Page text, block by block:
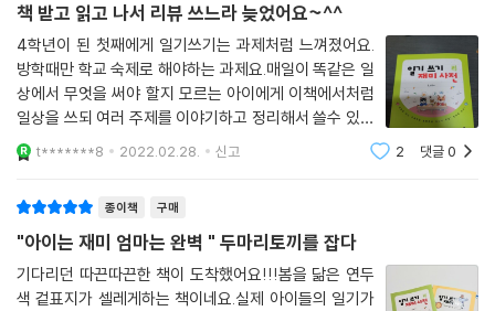
책 받고 읽고 나서 리뷰 쓰느라 늦었어요~^^
4학년이 된 첫째에게 일기쓰기는 과제처럼 느껴졌어요.
방학때만 학교 숙제로 해야하는 과제요.매일이 똑같은 일
상에서 무엇을 써야 할지 모르는 아이에게 이책에서처럼
일상을 쓰되 여러 주제를 이야기하고 정리해서 쓸수 있는
비법을 엄마가 제시해주고 그것이 하루하루 쌓이면 일기
는 어려는 숙제가 아닌 나만의 일기가 되겠죠?7살 둘째에
t*******8 2022.02.28. 신고 2 댓글0
종이책 구매
"아이는 재미 엄마는 완벽 " 두마리토끼를 잡다
기다리던 따끈따끈한 책이 도착했어요!!!봄을 닮은 연두
색 겉표지가 셀레게하는 책이네요.실제 아이들의 일기가